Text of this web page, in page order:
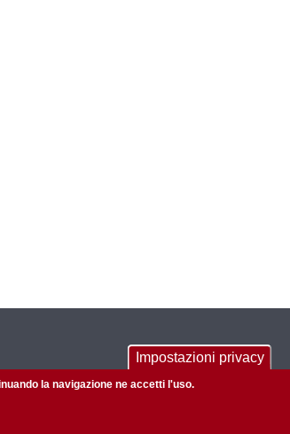
CONTACTS
Impostazioni privacy
la navigazione ne accetti l'uso.